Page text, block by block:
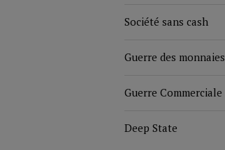
Société sans cash
Guerre des monnaies
Guerre Commerciale
Deep State